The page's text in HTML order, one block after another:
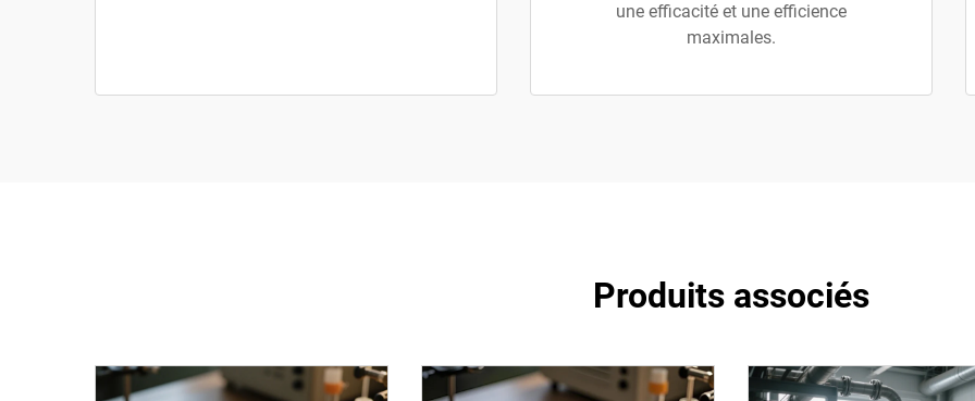
une efficacité et une efficience
maximales.
Produits associés